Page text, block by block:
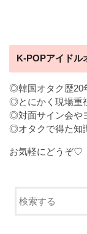
K-POPアイドル
◎韓国オタク歴20
◎とにかく現場重
◎対面サイン会や
◎オタクで得た知
お気軽にどうぞ♡